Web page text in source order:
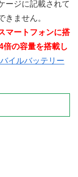
ージに記載されて
きません。
マートフォンに搭
倍の容量を搭載し
イルバッテリー